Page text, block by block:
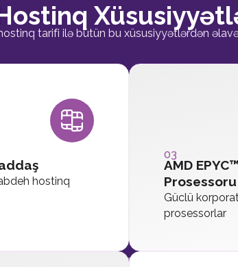
tarifi ilə bütün bu xüsusiyyətlərdən
hostinq
03
AMD EPYC™
Prosessoru
Güclü
prosessorlar